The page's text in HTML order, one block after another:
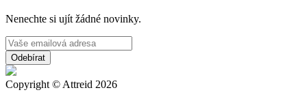
Nenechte si ujít žádné novinky.
Copyright © Attreid 2026